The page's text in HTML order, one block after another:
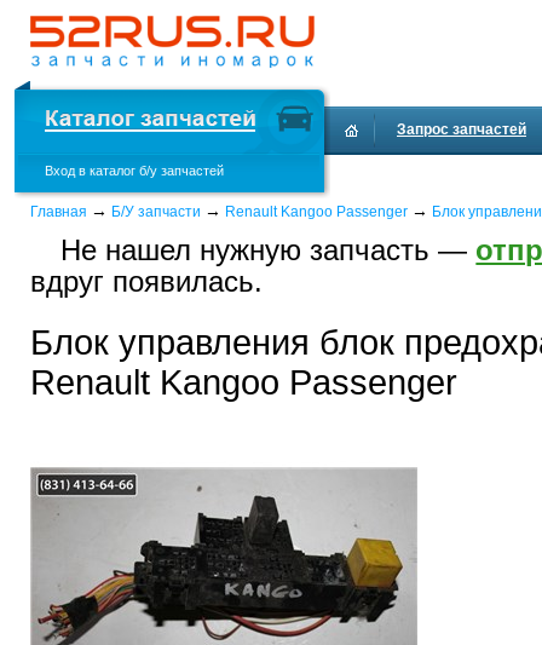
Вход в каталог б/у запчастей
Запрос запчастей
Главная → Б/У запчасти → Renault Kangoo Passenger → Блок
Не нашел нужную запчасть —
вдруг появилась.
Блок управления блок
Renault Kangoo Passenger